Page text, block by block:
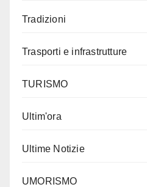
Tradizioni
Trasporti e infrastrutture
TURISMO
Ultim'ora
Ultime Notizie
UMORISMO